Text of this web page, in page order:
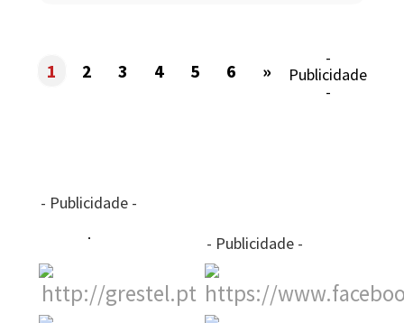
1 2 3 4 5 6 »
-
Publicidade
-
- Publicidade -
- Publicidade -